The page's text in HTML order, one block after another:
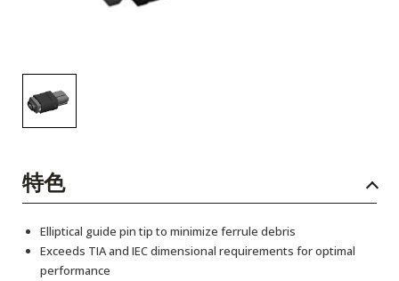
特色
Elliptical guide pin tip to minimize ferrule debris
Exceeds TIA and IEC dimensional requirements for optimal
performance